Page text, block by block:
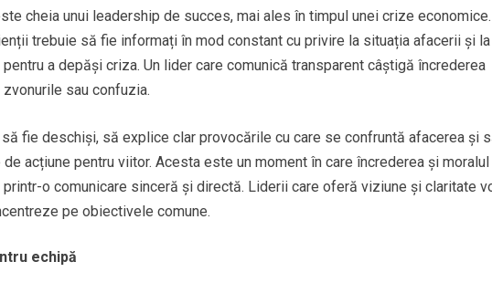
cheia unui leadership de succes, mai ales în timpul unei crize economice.
trebuie să fie informați în mod constant cu privire la situația afacerii și la
a depăși criza. Un lider care comunică transparent câștigă încrederea
sau confuzia.
fie deschiși, să explice clar provocările cu care se confruntă afacerea și
acțiune pentru viitor. Acesta este un moment în care încrederea și moralul
o comunicare sinceră și directă. Liderii care oferă viziune și claritate
pe obiectivele comune.
echipă